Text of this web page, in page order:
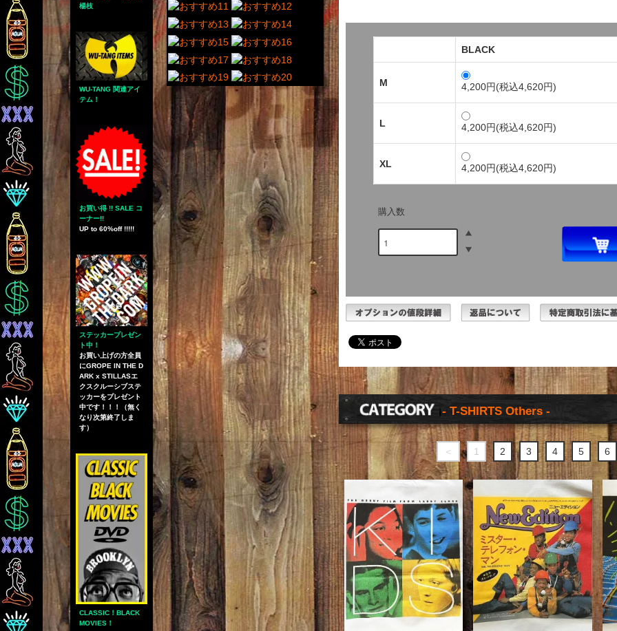
楊枝
WU-TANG 関連アイ
テム！
お買い得 !! SALE コ
ーナー!!
UP to 60%off !!!!!
ステッカープレゼン
ト中！
お買い上げの方全員
にGROPE IN THE D
ARK x STILLASエ
クスクルーシブステ
ッカーをプレゼント
中です！！！（無く
なり次第終了しま
す）
CLASSIC！BLACK
MOVIES！
BLACK
M 4,200円(税込4,620円)
L 4,200円(税込4,620円)
XL 4,200円(税込4,620円)
購入数
- T-SHIRTS Others -
＜ 1 2 3 4 5 6